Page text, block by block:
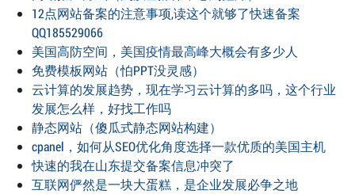
12点网站备案的注意事项,读这个就够了快速备案
QQ185529066
美国高防空间，美国疫情最高峰大概会有多少人
免费模板网站（怕PPT没灵感）
云计算的发展趋势，现在学习云计算的多吗，这个行业
发展怎么样，好找工作吗
静态网站（傻瓜式静态网站构建）
cpanel，如何从SEO优化角度选择一款优质的美国主机
快速的我在山东提交备案信息冲突了
互联网俨然是一块大蛋糕，是企业发展必争之地